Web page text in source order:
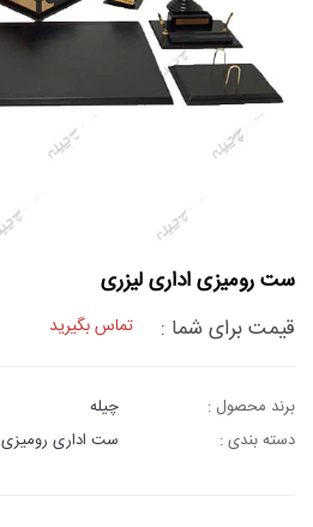
ست رومیزی اداری لیزری
قیمت برای شما :
تماس بگیرید
برند محصول :
چیله
دسته بندی :
ست اداری رومیزی